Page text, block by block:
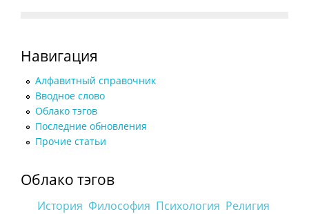
Навигация
Алфавитный справочник
Вводное слово
Облако тэгов
Последние обновления
Прочие статьи
Облако тэгов
История Философия Психология Религия